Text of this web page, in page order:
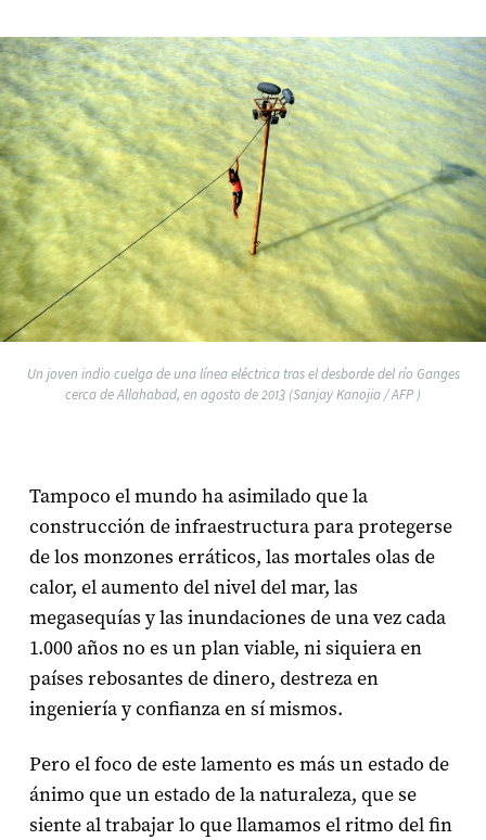
Un joven indio cuelga de una línea eléctrica tras el desborde del río Ganges
cerca de Allahabad, en agosto de 2013 (Sanjay Kanojia / AFP )
Tampoco el mundo ha asimilado que la
construcción de infraestructura para protegerse
de los monzones erráticos, las mortales olas de
calor, el aumento del nivel del mar, las
megasequías y las inundaciones de una vez cada
1.000 años no es un plan viable, ni siquiera en
países rebosantes de dinero, destreza en
ingeniería y confianza en sí mismos.
Pero el foco de este lamento es más un estado de
ánimo que un estado de la naturaleza, que se
siente al trabajar lo que llamamos el ritmo del fin